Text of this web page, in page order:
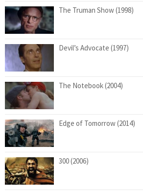
The Truman Show (1998)
Devil’s Advocate (1997)
The Notebook (2004)
Edge of Tomorrow (2014)
300 (2006)